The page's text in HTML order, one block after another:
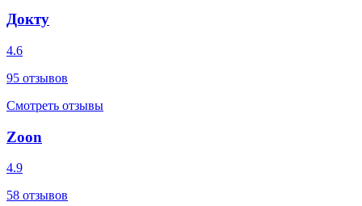
Докту
4.6
95 отзывов
Смотреть отзывы
Zoon
4.9
58 отзывов